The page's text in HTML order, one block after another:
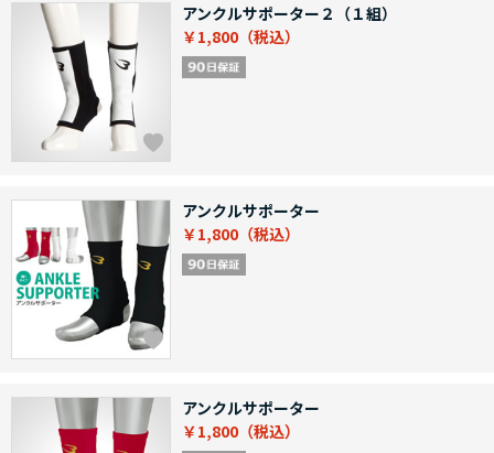
アンクルサポーター２（１組）
￥1,800
アンクルサポーター
￥1,800
アンクルサポーター
￥1,800